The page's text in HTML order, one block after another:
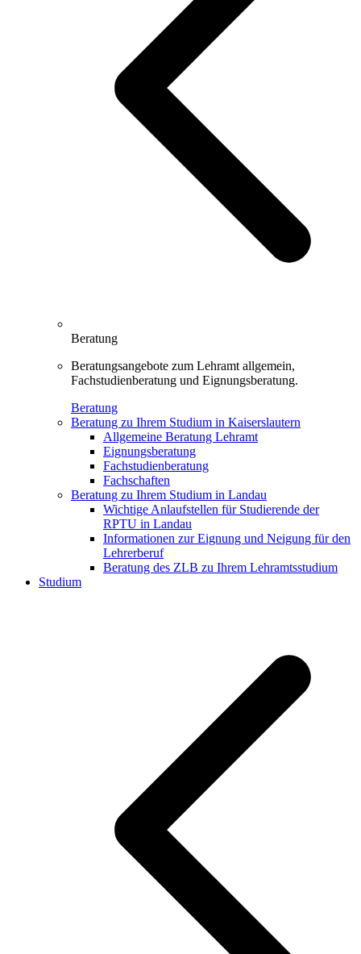
Beratung
Beratungsangebote zum Lehramt allgemein,
Fachstudienberatung und Eignungsberatung.
Beratung
Beratung zu Ihrem Studium in Kaiserslautern
Allgemeine Beratung Lehramt
Eignungsberatung
Fachstudienberatung
Fachschaften
Beratung zu Ihrem Studium in Landau
Wichtige Anlaufstellen für Studierende der
RPTU in Landau
Informationen zur Eignung und Neigung für den
Lehrerberuf
Beratung des ZLB zu Ihrem Lehramtsstudium
Studium